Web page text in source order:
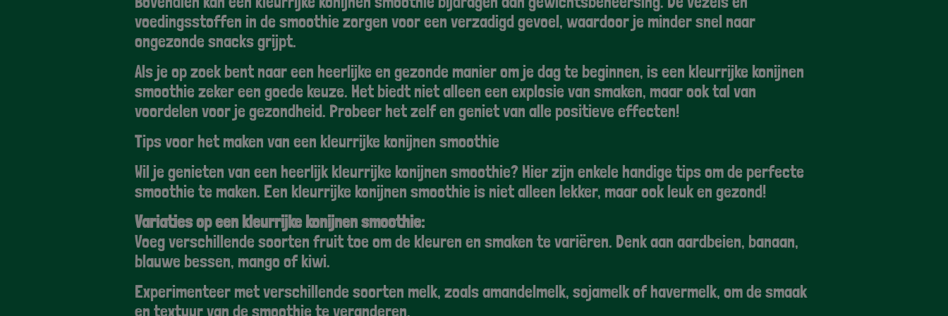
voedingsstoffen in de smoothie zorgen voor een verzadigd gevoel, waardoor je minder snel naar
ongezonde snacks grijpt.
Als je op zoek bent naar een heerlijke en gezonde manier om je dag te beginnen, is een kleurrijke konijnen
smoothie zeker een goede keuze. Het biedt niet alleen een explosie van smaken, maar ook tal van
voordelen voor je gezondheid. Probeer het zelf en geniet van alle positieve effecten!
Tips voor het maken van een kleurrijke konijnen smoothie
Wil je genieten van een heerlijk kleurrijke konijnen smoothie? Hier zijn enkele handige tips om de perfecte
smoothie te maken. Een kleurrijke konijnen smoothie is niet alleen lekker, maar ook leuk en gezond!
Variaties op een kleurrijke konijnen smoothie:
Voeg verschillende soorten fruit toe om de kleuren en smaken te variëren. Denk aan aardbeien, banaan,
blauwe bessen, mango of kiwi.
Experimenteer met verschillende soorten melk, zoals amandelmelk, sojamelk of havermelk, om de smaak
en textuur van de smoothie te veranderen.